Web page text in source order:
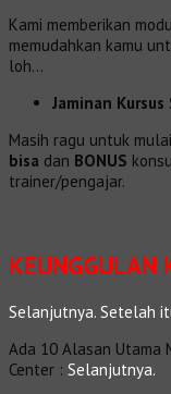
Kami memberikan
memudahkan kamu
loh…
Jaminan Kursus
Masih ragu untuk
bisa dan BONUS
trainer/pengajar.
KEUNGGULAN
Selanjutnya. Setelah
Ada 10 Alasan Utama
Center : Selanjutnya.